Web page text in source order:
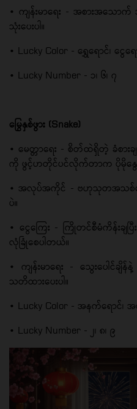
• ကျန်းမာရေး - အစားအသော
သုံးပေးပါ။
• Lucky Color - ရွှေရောင်၊ ငွေရေ
• Lucky Number - ၁၊ ၆၊ ၇
မြွေနှစ်ဖွား (Snake)
• မေတ္တာရေး - စိတ်ထဲရှိတဲ့ ခံစာ
ကို ဖွင့်ဟတိုင်ပင်လိုက်တာက ပိုမိုနွေး
• အလုပ်အကိုင် - ဗဟုသုတအသစ်တွ
ပဲ။
• ငွေကြေး - ကြိုတင်စီမံကိန်းချ
လုံခြုံစေပါတယ်။
• ကျန်းမာရေး - သွေးပေါင်
သတိထားပေးပါ။
• Lucky Color - အနက်ရောင်၊ အ
• Lucky Number - ၂၊ ၈၊ ၉